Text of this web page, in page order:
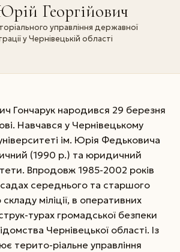
Георгійович
управління державної
у Чернівецькій області
Гончарук народився 29 березня
Навчався у Чернівецькому
ім. Юрія Федьковича
(1990 р.) та юридичний
Впродовж 1985-2002 років
середнього та старшого
міліції, в оперативних
турах громадської безпеки
Чернівецької області. Із
терито-ріальне управління